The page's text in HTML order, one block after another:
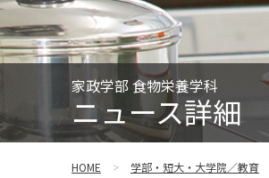
家政学部 食物栄養学科
ニュース詳細
HOME 学部・短大・大学院／教育